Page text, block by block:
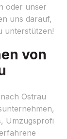
oder unser
uns darauf,
unterstützen!
von
Ostrau
Umzugsprofi